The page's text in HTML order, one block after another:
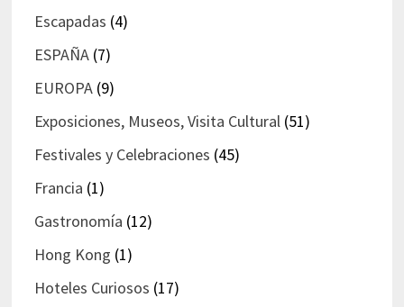
Escapadas (4)
ESPAÑA(7)
EUROPA(9)
Exposiciones, Museos, Visita Cultural(51)
Festivales y Celebraciones (45)
Francia (1)
Gastronomía (12)
Hong Kong (1)
Hoteles Curiosos (17)